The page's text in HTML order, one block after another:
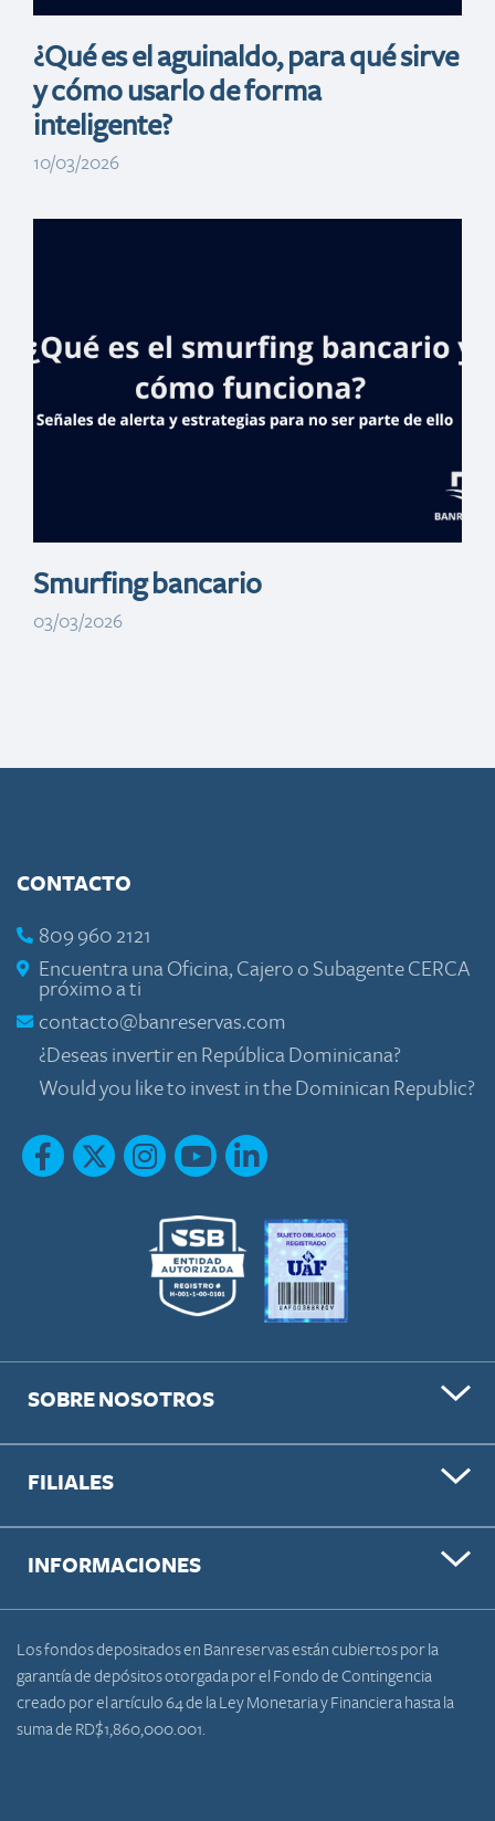
¿Qué es el aguinaldo, para qué sirve
y cómo usarlo de forma
inteligente?
10/03/2026
en el banco
Smurfing bancario
03/03/2026
CONTACTO
809 960 2121
Encuentra una Oficina, Cajero o Subagente CERCA
próximo a ti
contacto@banreservas.com
¿Deseas invertir en República Dominicana?
Would you like to invest in the Dominican Republic?
SOBRE NOSOTROS
FILIALES
INFORMACIONES
Los fondos depositados en Banreservas están cubiertos por la
garantía de depósitos otorgada por el Fondo de Contingencia
creado por el artículo 64 de la Ley Monetaria y Financiera hasta la
suma de RD$1,860,000.001.